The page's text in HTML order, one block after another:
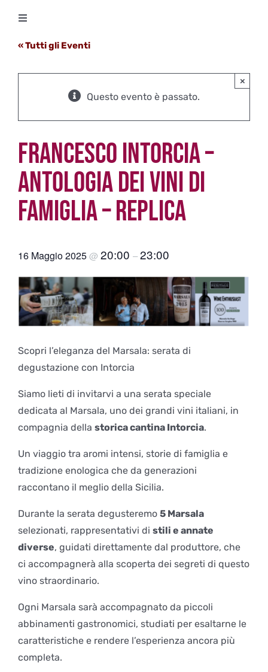
contenuto
Toggle
Degustazioni
Storico Eventi
Ricevi Newsletter
« Tutti gli Eventi
Questo evento è passato.
×
FRANCESCO INTORCIA –
ANTOLOGIA DEI VINI DI
FAMIGLIA – REPLICA
16 Maggio 2025@ 20:00 –23:00
Scopri l’eleganza del Marsala: serata di
degustazione con Intorcia
Siamo lieti di invitarvi a una serata speciale
dedicata al Marsala, uno dei grandi vini italiani, in
compagnia della storica cantina Intorcia.
Un viaggio tra aromi intensi, storie di famiglia e
tradizione enologica che da generazioni
raccontano il meglio della Sicilia.
Durante la serata degusteremo 5 Marsala
selezionati, rappresentativi di stili e annate
diverse, guidati direttamente dal produttore, che
ci accompagnerà alla scoperta dei segreti di questo
vino straordinario.
Ogni Marsala sarà accompagnato da piccoli
abbinamenti gastronomici, studiati per esaltarne le
caratteristiche e rendere l’esperienza ancora più
completa.